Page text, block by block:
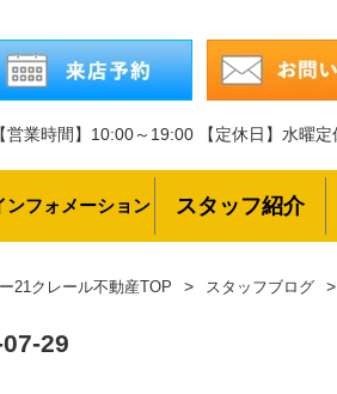
【営業時間】10:00～19:00 【定休日】水曜定
ンフォメーション スタッフ紹介
21クレール不動産TOP スタッフブログ
29